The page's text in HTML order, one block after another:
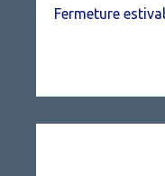
Fermeture